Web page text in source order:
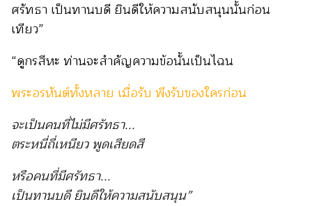
ศรัทธา เป็นทานบดี ยินดีให้ความสนับสนุนนั้นก่อน
เทียว”
“ดูกรสีหะ ท่านจะสำคัญความข้อนั้นเป็นไฉน
พระอรหันต์ทั้งหลาย เมื่อรับ พึงรับของใครก่อน
จะเป็นคนที่ไม่มีศรัทธา...
ตระหนี่ถี่เหนียว พูดเสียดสี
หรือคนที่มีศรัทธา...
เป็นทานบดี ยินดีให้ความสนับสนุน”